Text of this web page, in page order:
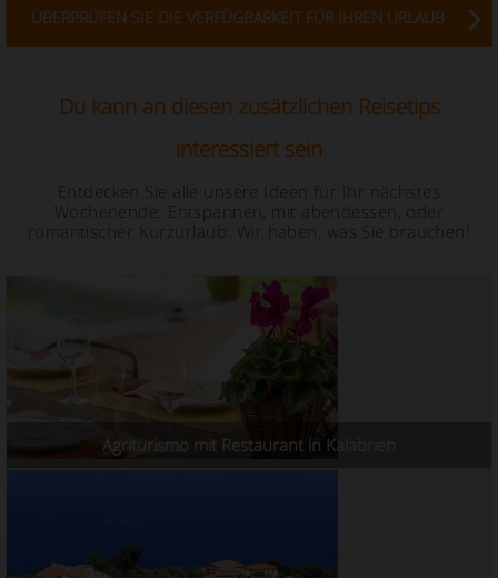
ÜBERPRÜFEN SIE DIE VERFÜGBARKEIT FÜR IHREN URLAUB
Du kann an diesen zusätzlichen Reisetips
interessiert sein
Entdecken Sie alle unsere Ideen für Ihr nächstes
Wochenende: Entspannen, mit abendessen, oder
romantischer Kurzurlaub: Wir haben, was Sie brauchen!
Agriturismo mit Restaurant in Kalabrien